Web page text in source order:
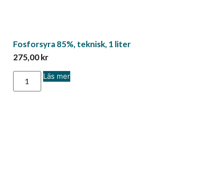
Fosforsyra 85%, teknisk, 1 liter
275,00kr
Läs mer